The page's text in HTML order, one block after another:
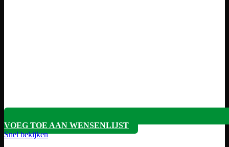
VOEG TOE AAN WENSENLIJST
Snel bekijken